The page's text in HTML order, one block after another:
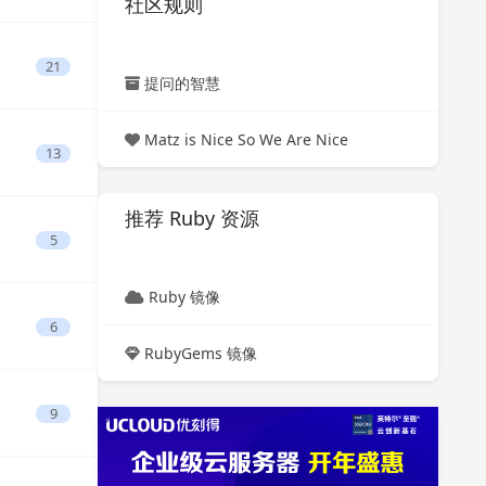
21
13
5
6
9
提问的智慧
Matz is Nice So We Are Nice
推荐 Ruby 资源
Ruby 镜像
RubyGems 镜像